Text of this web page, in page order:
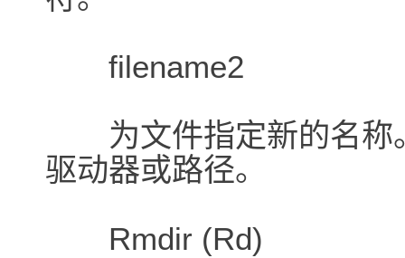
filename2
为文件指定新的名称
驱动器或路径。
Rmdir (Rd)